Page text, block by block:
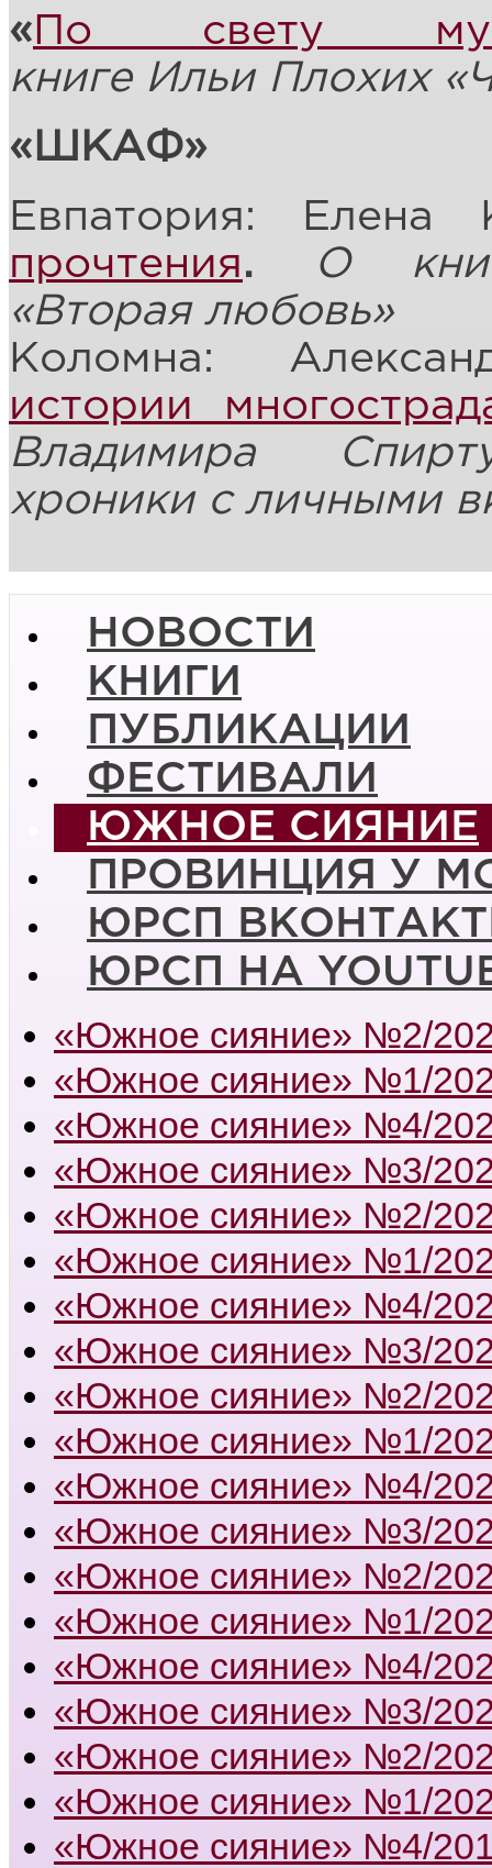
« По свету
книге ИльиПлохих«
«ШКАФ»
Евпатория:
прочтения.
О
«Вторая любовь»
Коломна:
истории
Владимира
хроники с личными
НОВОСТИ
КНИГИ
ПУБЛИКАЦИИ
ФЕСТИВАЛИ
ЮЖНОЕ СИЯНИЕ
ПРОВИНЦИЯ У
ЮРСП
ЮРСП НА
«Южное сияние» №2/
«Южное сияние» №1/
«Южное сияние» №4/
«Южное сияние» №3/
«Южное сияние» №2/
«Южное сияние» №1/
«Южное сияние» №4/
«Южное сияние» №3/
«Южное сияние» №2/
«Южное сияние» №1/
«Южное сияние» №4/
«Южное сияние» №3/
«Южное сияние» №2/
«Южное сияние» №1/
«Южное сияние» №4/
«Южное сияние» №3/
«Южное сияние» №2/
«Южное сияние» №1/
«Южное сияние» №4/